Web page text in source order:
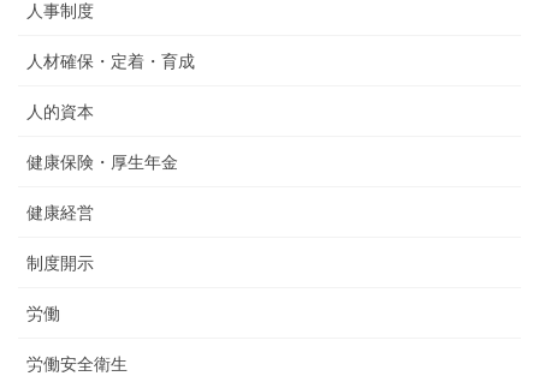
人事制度
人材確保・定着・育成
人的資本
健康保険・厚生年金
健康経営
制度開示
労働
労働安全衛生